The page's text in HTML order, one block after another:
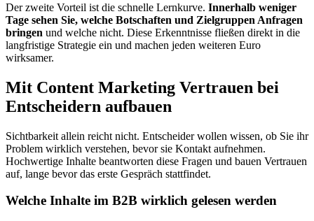
Der zweite Vorteil ist die schnelle Lernkurve. Innerhalb weniger
Tage sehen Sie, welche Botschaften und Zielgruppen Anfragen
bringen und welche nicht. Diese Erkenntnisse fließen direkt in die
langfristige Strategie ein und machen jeden weiteren Euro
wirksamer.
Mit Content Marketing Vertrauen bei
Entscheidern aufbauen
Sichtbarkeit allein reicht nicht. Entscheider wollen wissen, ob Sie ihr
Problem wirklich verstehen, bevor sie Kontakt aufnehmen.
Hochwertige Inhalte beantworten diese Fragen und bauen Vertrauen
auf, lange bevor das erste Gespräch stattfindet.
Welche Inhalte im B2B wirklich gelesen werden